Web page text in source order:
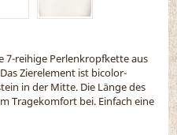
7-reihige Perlenkropfkette aus
Zierelement ist bicolor-
in der Mitte. Die Länge des
Tragekomfort bei. Einfach eine